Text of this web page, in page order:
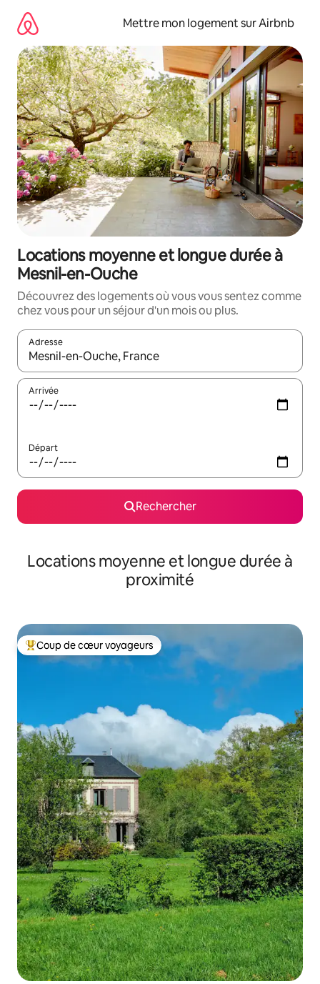
directement
contenu
Mettre mon logement sur Airbnb
Locations moyenne et longue durée à
Mesnil-en-Ouche
Découvrez des logements où vous vous sentez comme
chez vous pour un séjour d'un mois ou plus.
Adresse
Lorsque les résultats s'affichent, utilisez les flèches vers le
Arrivée
Départ
Rechercher
Locations moyenne et longue durée à
proximité
Coups de cœur voyageurs les plus appréciés
Coup de cœur voyageurs